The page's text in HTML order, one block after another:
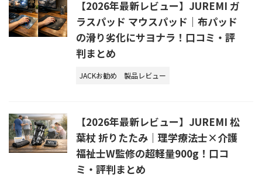
【2026年最新レビュー】JUREMI ガ
ラスパッド マウスパッド｜布パッド
の滑り劣化にサヨナラ！口コミ・評
判まとめ
JACKお勧め 製品レビュー
【2026年最新レビュー】JUREMI 松
葉杖 折りたたみ｜理学療法士×介護
福祉士W監修の超軽量900g！口コ
ミ・評判まとめ